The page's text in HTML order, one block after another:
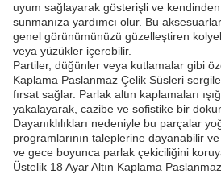
uyum sağlayarak gösterişli ve
sunmanıza yardımcı olur. Bu
genel görünümünüzü güzelleştiren
veya yüzükler içerebilir.
Partiler, düğünler veya kutlamalar gibi
Kaplama Paslanmaz Çelik Süsleri
fırsat sağlar. Parlak altın kaplamaları
yakalayarak, cazibe ve sofistike bir
Dayanıklılıkları nedeniyle bu parçalar
programlarının taleplerine dayanabilir
ve gece boyunca parlak çekiciliğini
Üstelik 18 Ayar Altın Kaplama